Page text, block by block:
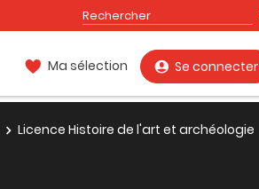
Ma sélection Se connecter
Licence Histoire de l'art et archéologie